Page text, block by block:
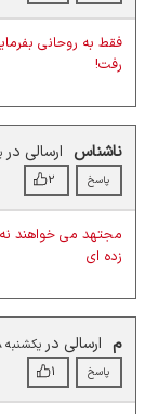
م ارسالی در یکشنبه ۸ بهمن ۱۴۰۲
پاسخ 1
ناشناس ارسالی در
پاسخ 2
مجتهد می خواهند
زده ای
فقط به روحانی
رفت!